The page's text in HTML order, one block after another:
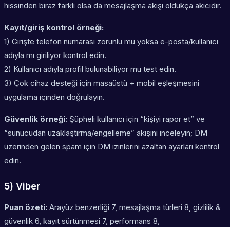
hissinden biraz farklı olsa da mesajlaşma akışı oldukça akıcıdır.
Kayıt/giriş kontrol örneği:
1) Girişte telefon numarası zorunlu mu yoksa e-posta/kullanıcı
adıyla mı giriliyor kontrol edin.
2) Kullanıcı adıyla profil bulunabiliyor mu test edin.
3) Çok cihaz desteği için masaüstü + mobil eşleşmesini
uygulama içinden doğrulayın.
Güvenlik örneği: Şüpheli kullanıcı için “kişiyi rapor et” ve
“sunucudan uzaklaştırma/engelleme” akışını inceleyin; DM
üzerinden gelen spam için DM izinlerini azaltan ayarları kontrol
edin.
5) Viber
Puan özeti: Arayüz benzerliği 7, mesajlaşma türleri 8, gizlilik &
güvenlik 6, kayıt sürtünmesi 7, performans 8,